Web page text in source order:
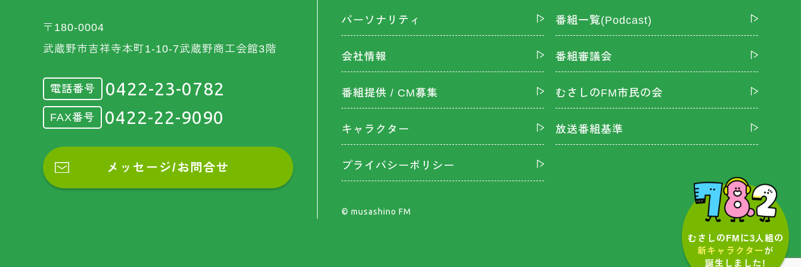
むさしのFMに3人組の
新キャラクターが
誕生しました!
〒180-0004
武蔵野市吉祥寺本町1-10-7武蔵野商工会館3階
電話番号 0422-23-0782
FAX番号 0422-22-9090
メッセージ/お問合せ
パーソナリティ 番組一覧(Podcast)
会社情報 番組審議会
番組提供 / CM募集 むさしのFM市民の会
キャラクター 放送番組基準
プライバシーポリシー
©︎ musashino FM